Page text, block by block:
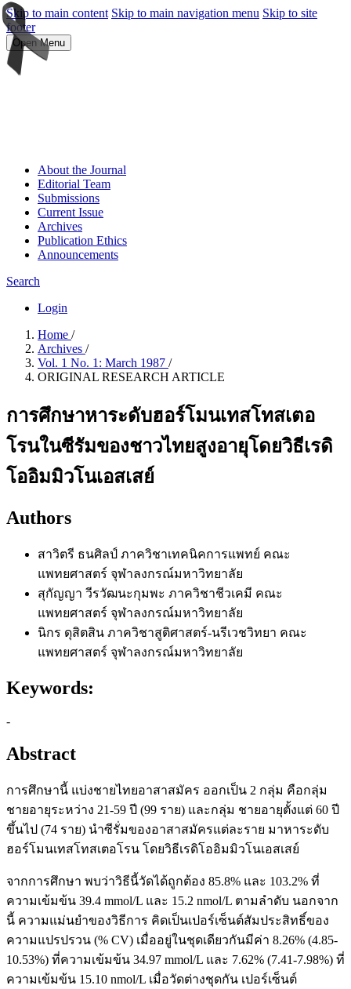
Skip to main content Skip to main navigation menu Skip to site
footer
Open Menu
About the Journal
Editorial Team
Submissions
Current Issue
Archives
Publication Ethics
Announcements
Search
Login
Home /
Archives /
Vol. 1 No. 1: March 1987 /
ORIGINAL RESEARCH ARTICLE
การศึกษาหาระดับฮอร์โมนเทสโทสเตอ
โรนในซีรัมของชาวไทยสูงอายุโดยวิธีเรดิ
โออิมมิวโนเอสเสย์
Authors
สาวิตรี ธนศิลป์ ภาควิชาเทคนิคการแพทย์ คณะ
แพทยศาสตร์ จุฬาลงกรณ์มหาวิทยาลัย
สุกัญญา วีรวัฒนะกุมพะ ภาควิชาชีวเคมี คณะ
แพทยศาสตร์ จุฬาลงกรณ์มหาวิทยาลัย
นิกร ดุสิตสิน ภาควิชาสูติศาสตร์-นรีเวชวิทยา คณะ
แพทยศาสตร์ จุฬาลงกรณ์มหาวิทยาลัย
Keywords:
-
Abstract
การศึกษานี้ แบ่งชายไทยอาสาสมัคร ออกเป็น 2 กลุ่ม คือกลุ่ม
ชายอายุระหว่าง 21-59 ปี (99 ราย) และกลุ่ม ชายอายุตั้งแต่ 60 ปี
ขึ้นไป (74 ราย) นําซีรั่มของอาสาสมัครแต่ละราย มาหาระดับ
ฮอร์โมนเทสโทสเตอโรน โดยวิธีเรดิโออิมมิวโนเอสเสย์
จากการศึกษา พบว่าวิธีนี้วัดได้ถูกต้อง 85.8% และ 103.2% ที่
ความเข้มข้น 39.4 mmol/L และ 15.2 nmol/L ตามลําดับ นอกจาก
นี้ ความแม่นยําของวิธีการ คิดเป็นเปอร์เซ็นต์สัมประสิทธิ์ของ
ความแปรปรวน (% CV) เมื่ออยู่ในชุดเดียวกันมีค่า 8.26% (4.85-
10.53%) ที่ความเข้มข้น 34.97 mmol/L และ 7.62% (7.41-7.98%) ที่
ความเข้มข้น 15.10 nmol/L เมื่อวัดต่างชุดกัน เปอร์เซ็นต์